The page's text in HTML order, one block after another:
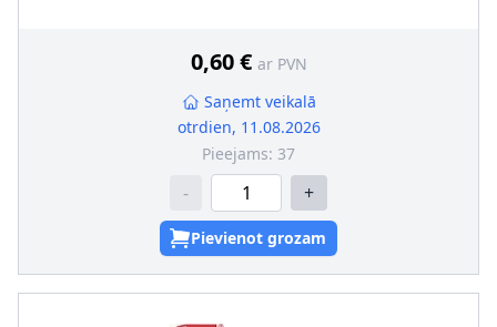
0,60 € ar PVN
Saņemt veikalā
otrdien, 11.08.2026
Pieejams: 37
- +
Pievienot grozam